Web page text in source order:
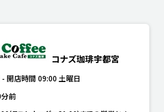
コナズ珈琲宇都宮
- 開店時間 09:00 土曜日
分前